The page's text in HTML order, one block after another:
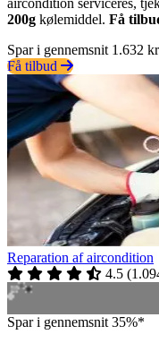
200g kølemiddel. Få
Spar i gennemsnit 1.632
Få tilbud
Reparation af aircondition
4.5 (
Spar i gennemsnit 35%*